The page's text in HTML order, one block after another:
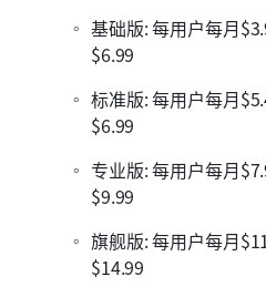
基础版: 每用户每月
$6.99
标准版: 每用户每月
$6.99
专业版: 每用户每月
$9.99
旗舰版: 每用户每月
$14.99